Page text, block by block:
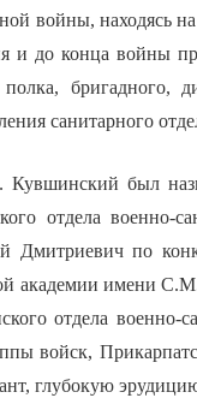
войны, находясь
и до конца войны
полка, бригадного,
санитарного
был
отдела военно-
Дмитриевич по
академии имени
отдела военно-
войск,
глубокую